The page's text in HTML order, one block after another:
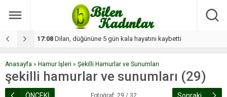
17:08 Dilan, düğününe 5 gün kala hayatını kaybetti
Anasayfa » Hamur İşleri » Şekilli Hamurlar ve Sunumları
şekilli hamurlar ve sunumları (29)
Fotoğraf: 29 / 32